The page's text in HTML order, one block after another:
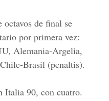
de final se
por primera vez:
Alemania-Argelia,
Brasil (penaltis).
Italia 90, con cuatro.